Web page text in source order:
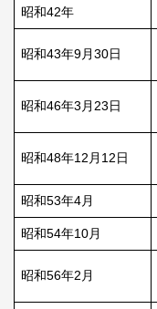
昭和42年
昭和43年9月30日
昭和46年3月23日
昭和48年12月12日
昭和53年4月
昭和54年10月
昭和56年2月